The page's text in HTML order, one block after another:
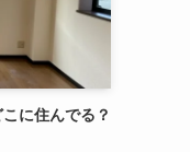
に住んでる？